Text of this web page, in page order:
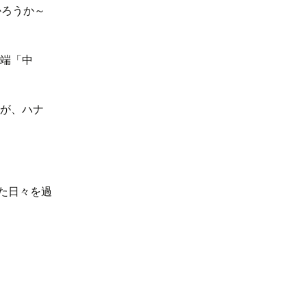
うか～
「中
、ハナ
日々を過